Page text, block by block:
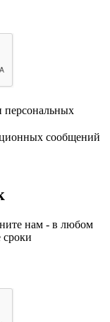
персональных
сообщений
нам - в любом
сроки